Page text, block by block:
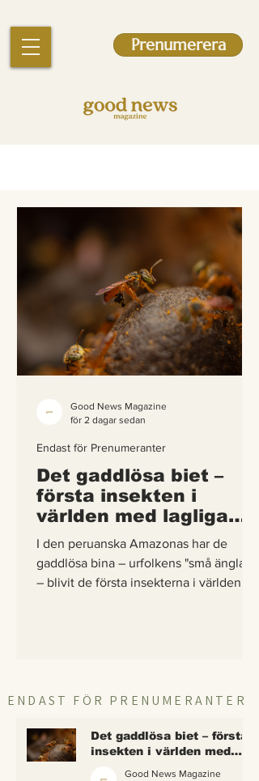
Prenumerera
Det gaddlösa biet –
första insekten i
världen med lagliga
rättigheter
I den peruanska Amazonas har de
gaddlösa bina – urfolkens "små änglar"
– blivit de första insekterna i världen att
Endast för Prenumeranter
Good News Magazine
för 2 dagar sedan
ENDAST FÖR PRENUMERANTER
Det gaddlösa biet – första
insekten i världen med
Good News Magazine